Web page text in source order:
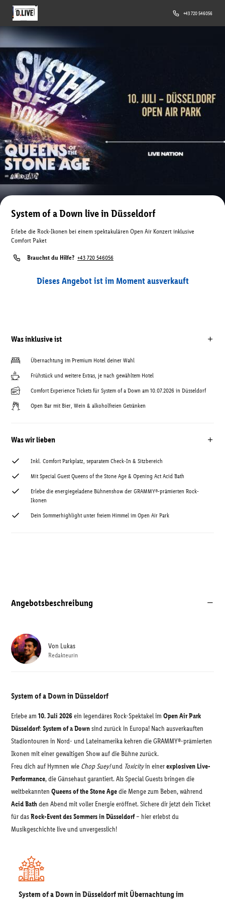
+43 720 546056
System of a Down live in Düsseldorf
Erlebe die Rock-Ikonen bei einem spektakulären Open Air Konzert inklusive
Comfort Paket
Brauchst du Hilfe? +43 720 546056
Dieses Angebot ist im Moment ausverkauft
Was inklusive ist
Übernachtung im Premium Hotel deiner Wahl
Frühstück und weitere Extras, je nach gewähltem Hotel
Comfort Experience Tickets für System of a Down am 10.07.2026 in Düsseldorf
Open Bar mit Bier, Wein & alkoholfreien Getränken
Was wir lieben
Inkl. Comfort Parkplatz, separatem Check-In & Sitzbereich
Mit Special Guest Queens of the Stone Age & Opening Act Acid Bath
Erlebe die energiegeladene Bühnenshow der GRAMMY®-prämierten Rock-
Ikonen
Dein Sommerhighlight unter freiem Himmel im Open Air Park
Angebotsbeschreibung
System of a Down in Düsseldorf
Erlebe am 10. Juli 2026ein legendäres Rock-Spektakel im Open Air Park
Düsseldorf:System of a Downsind zurück in Europa! Nach ausverkauften
Stadiontouren in Nord- und Lateinamerika kehren die GRAMMY®-prämierten
Ikonen mit einer gewaltigen Show auf die Bühne zurück.
Freu dich auf Hymnen wie Chop Suey!und Toxicityin einerexplosiven Live-
Performance, die Gänsehaut garantiert. Als Special Guests bringen die
weltbekannten Queens of the Stone Agedie Menge zum Beben, während
Acid Bathden Abend mit voller Energie eröffnet. Sichere dir jetzt dein Ticket
für dasRock-Event des Sommers in Düsseldorf– hier erlebst du
Musikgeschichte live und unvergesslich!
System of a Down in Düsseldorf mit Übernachtung im
Von Lukas
Redakteurin